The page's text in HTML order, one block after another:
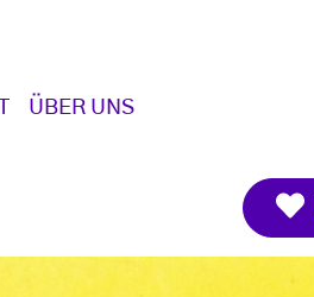
ÜBER UNS